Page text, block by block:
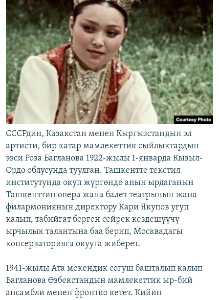
СССРдин, Казакстан менен Кыргызстандын эл
артисти, бир катар мамлекеттик сыйлыктардын
ээси Роза Багланова 1922-жылы 1-январда Кызыл-
Ордо облусунда туулган. Ташкентте текстил
институтунда окуп жүргөндө анын ырдаганын
Ташкенттин опера жана балет театрынын жана
филармониянын директору Кари Якупов угуп
калып, табийгат берген сейрек кездешүүчү
ырчылык талантына баа берип, Москвадагы
консерваторияга окууга жиберет.
1941-жылы Ата мекендик согуш башталып калып
Багланова Өзбекстандын мамлекеттик ыр-бий
ансамбли менен фронтко кетет. Кийин